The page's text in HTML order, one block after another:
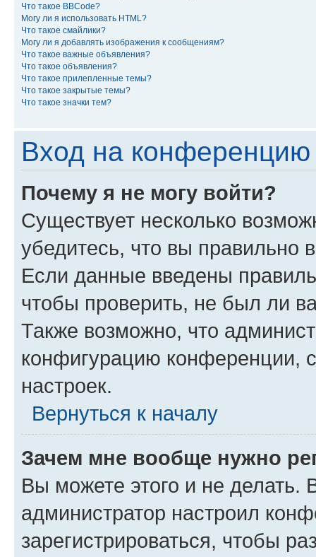
Что такое BBCode?
Могу ли я использовать HTML?
Что такое смайлики?
Могу ли я добавлять изображения к сообщениям?
Что такое важные объявления?
Что такое объявления?
Что такое прилепленные темы?
Что такое закрытые темы?
Что такое значки тем?
Вход на конференцию
Почему я не могу войти?
Существует несколько
убедитесь, что вы правильно
Если данные введены
чтобы проверить, не был ли
Также возможно, что
конфигурацию конференции,
настроек.
Вернуться к началу
Зачем мне вообще нужно
Вы можете этого и не делать.
администратор настроил
зарегистрироваться, чтобы